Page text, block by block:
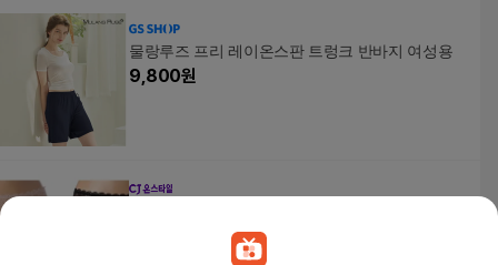
물랑루즈 프리 레이온스판 트렁크 반바지 여성용
9,800원